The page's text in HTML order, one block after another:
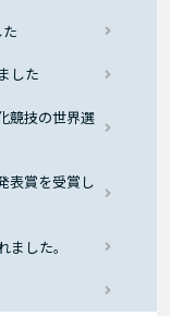
した
競技の世界選
表賞を受賞し
した。